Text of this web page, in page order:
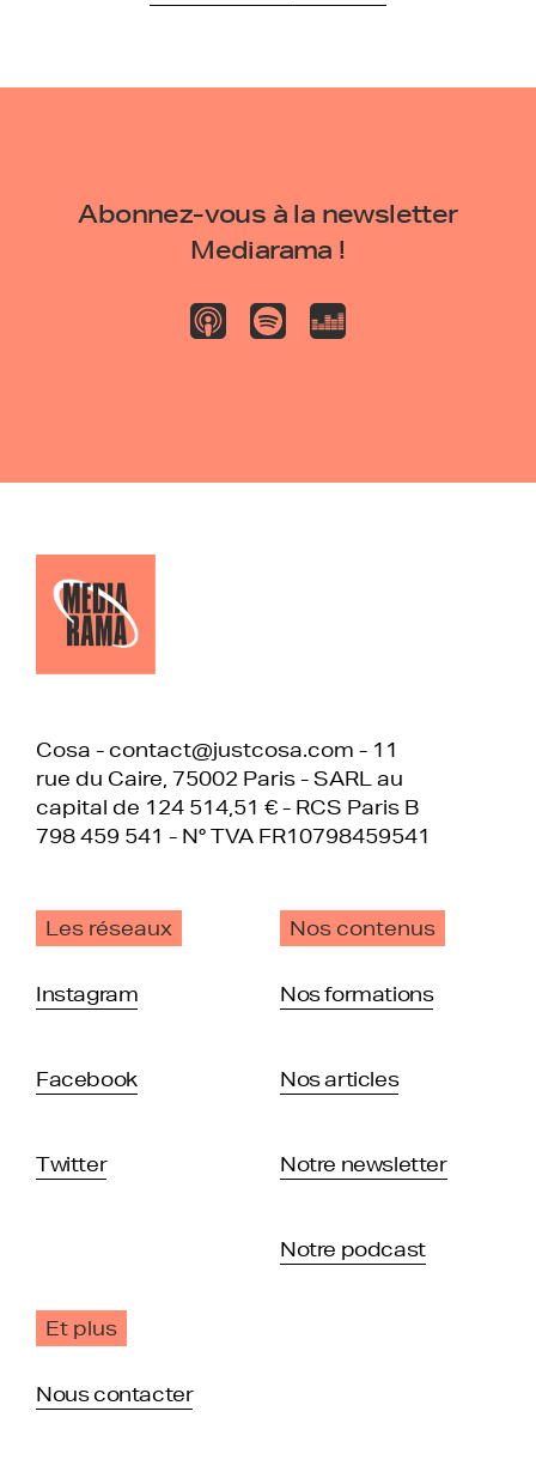
Abonnez-vous à la newsletter
Mediarama !
Cosa - contact@justcosa.com - 11
rue du Caire, 75002 Paris - SARL au
capital de 124 514,51 € - RCS Paris B
798 459 541 - N° TVA FR10798459541
Les réseaux
Instagram
Facebook
Twitter
Nos contenus
Nos formations
Nos articles
Notre newsletter
Notre podcast
Et plus
Nous contacter